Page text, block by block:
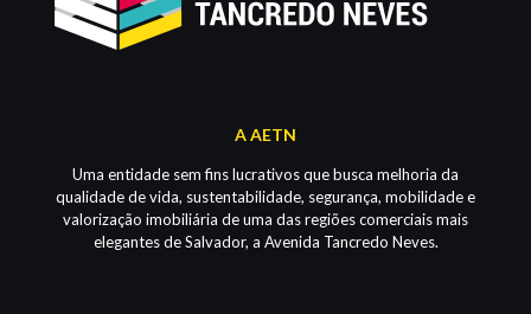
A AETN
Uma entidade sem fins lucrativos que busca melhoria da
qualidade de vida, sustentabilidade, segurança, mobilidade e
valorização imobiliária de uma das regiões comerciais mais
elegantes de Salvador, a Avenida Tancredo Neves.